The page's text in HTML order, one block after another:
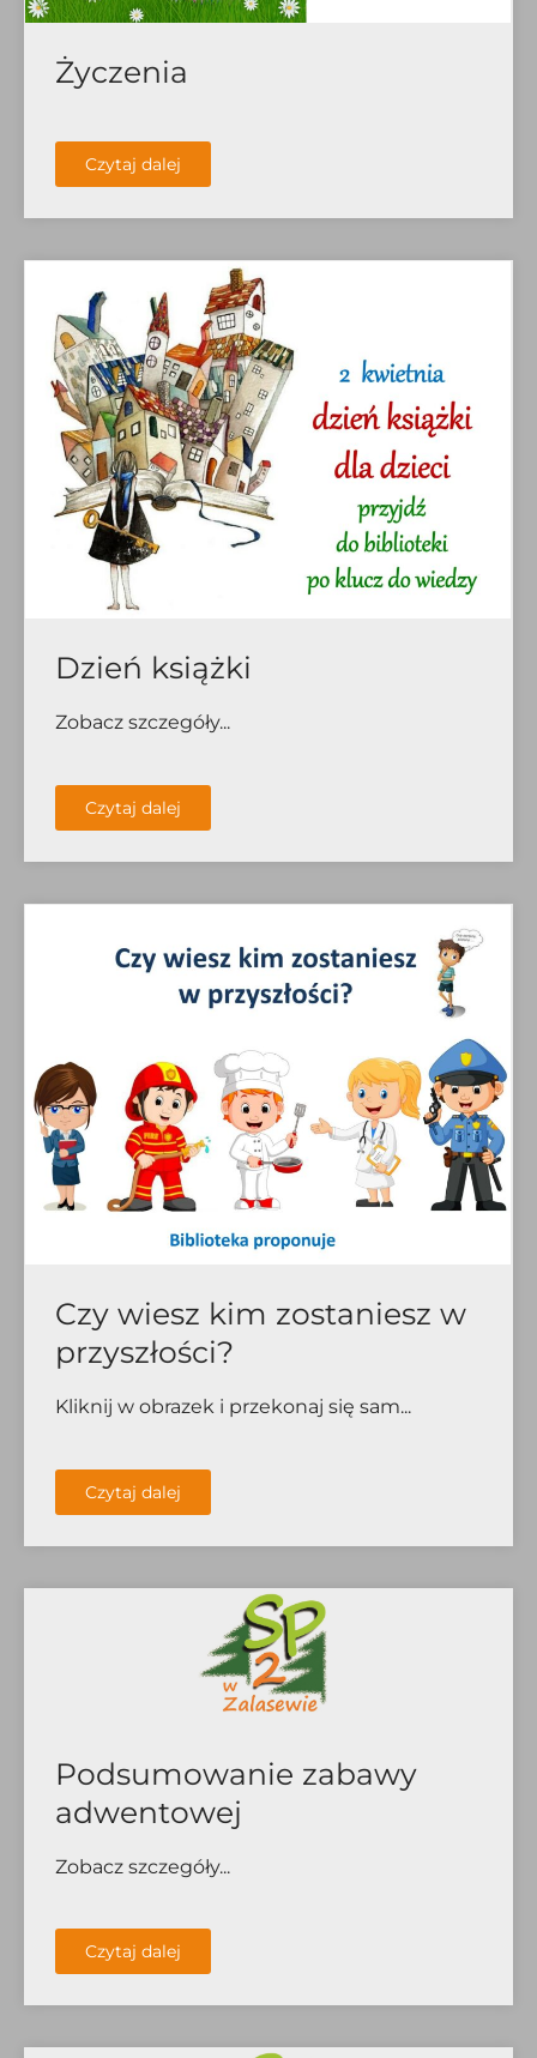
Życzenia
Czytaj dalej
Dzień książki
Zobacz szczegóły...
Czytaj dalej
Czy wiesz kim zostaniesz w
przyszłości?
Kliknij w obrazek i przekonaj się sam...
Czytaj dalej
Podsumowanie zabawy
adwentowej
Zobacz szczegóły...
Czytaj dalej